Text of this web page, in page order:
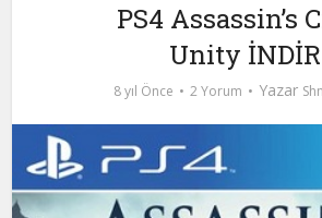
PS4 Assassin’s
Unity İNDİR
8 yıl Önce 2 Yorum Yazar